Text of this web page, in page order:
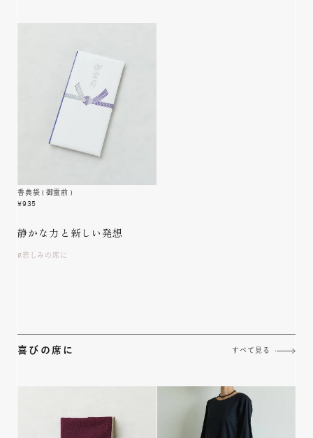
香典袋 ( 御霊前 )
¥935
静かな力と 新しい発想
悲しみの席に
喜びの席に すべて見る